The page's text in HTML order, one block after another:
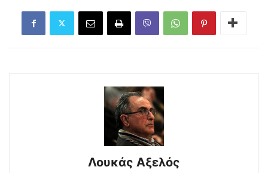
Λουκάς Αξελός